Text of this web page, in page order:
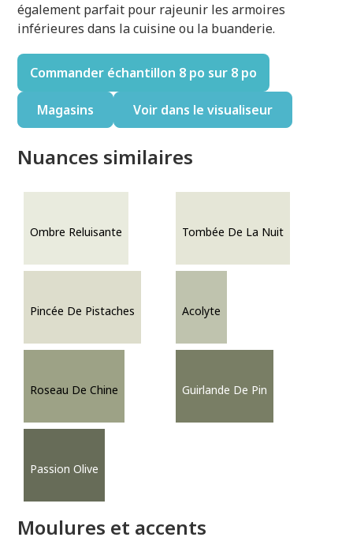
également parfait pour rajeunir les armoires
inférieures dans la cuisine ou la buanderie.
Commander échantillon 8 po sur 8 po
Magasins Voir dans le visualiseur
Nuances similaires
Ombre Reluisante Tombée De La Nuit
Pincée De Pistaches Acolyte
Roseau De Chine Guirlande De Pin
Passion Olive
Moulures et accents